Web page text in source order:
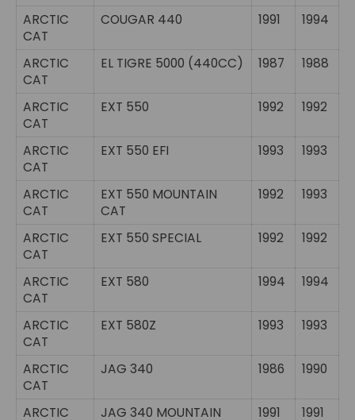
ARCTIC
CAT
COUGAR 440 1991 1994
ARCTIC
CAT
EL TIGRE 5000 (440CC) 1987 1988
ARCTIC
CAT
EXT 550 1992 1992
ARCTIC
CAT
EXT 550 EFI 1993 1993
ARCTIC
CAT
EXT 550 MOUNTAIN
CAT
1992 1993
ARCTIC
CAT
EXT 550 SPECIAL 1992 1992
ARCTIC
CAT
EXT 580 1994 1994
ARCTIC
CAT
EXT 580Z 1993 1993
ARCTIC
CAT
JAG 340 1986 1990
ARCTIC JAG 340 MOUNTAIN 1991 1991